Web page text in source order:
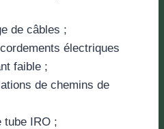
de câbles ;
électriques
faible ;
de chemins de
tube IRO ;